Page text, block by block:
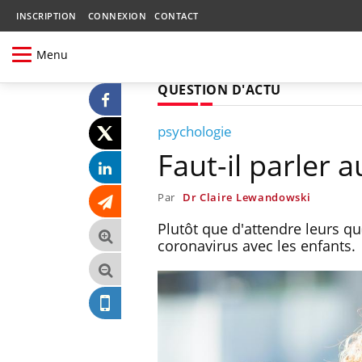
INSCRIPTION CONNEXION CONTACT
Menu
QUESTION D'ACTU
psychologie
Faut-il parler
Par Dr Claire Lewandowski
Plutôt que d'attendre leurs
coronavirus avec les enfants.